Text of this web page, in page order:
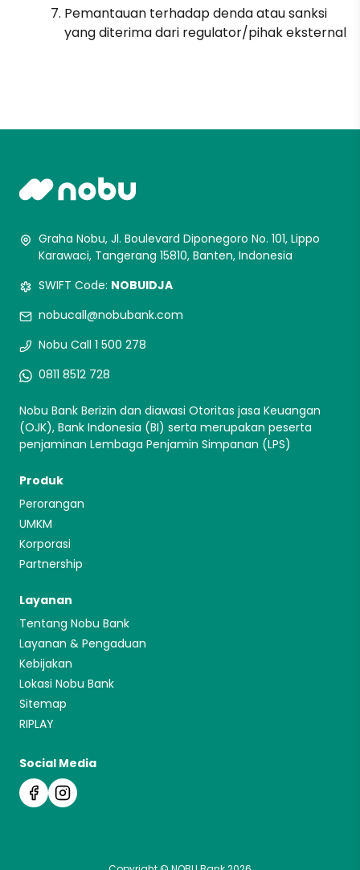
Pemantauan terhadap denda atau sanksi
yang diterima dari regulator/pihak eksternal
Graha Nobu, Jl. Boulevard Diponegoro No. 101, Lippo
Karawaci, Tangerang 15810, Banten, Indonesia
SWIFT Code: NOBUIDJA
nobucall@nobubank.com
Nobu Call 1 500 278
0811 8512 728
Nobu Bank Berizin dan diawasi Otoritas jasa Keuangan
(OJK), Bank Indonesia (BI) serta merupakan peserta
penjaminan Lembaga Penjamin Simpanan (LPS)
Produk
Perorangan
UMKM
Korporasi
Partnership
Layanan
Tentang Nobu Bank
Layanan & Pengaduan
Kebijakan
Lokasi Nobu Bank
Sitemap
RIPLAY
Social Media